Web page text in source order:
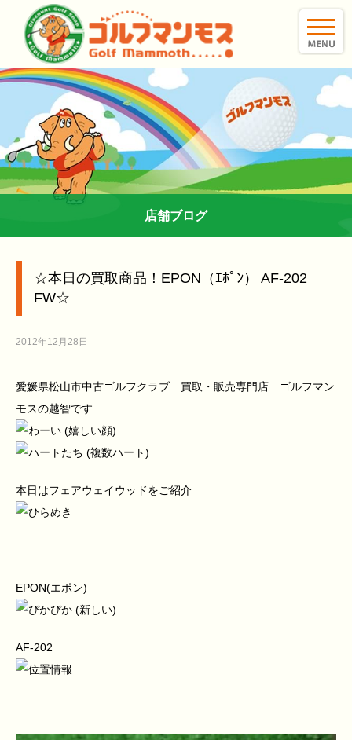
店舗ブログ
☆本日の買取商品！EPON（ｴﾎﾟﾝ） AF-202
FW☆
2012年12月28日
愛媛県松山市中古ゴルフクラブ 買取・販売専門店 ゴルフマン
モスの越智です
本日はフェアウェイウッドをご紹介
EPON(エポン)
AF-202